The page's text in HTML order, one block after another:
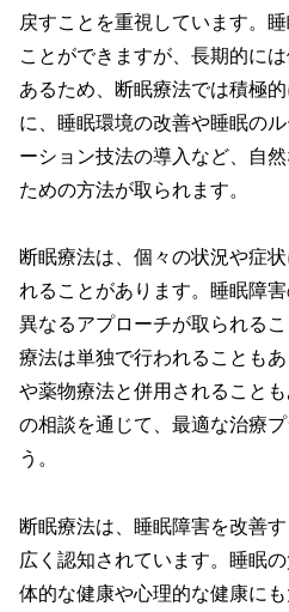
戻すことを重視しています。
ことができますが、長期的に
あるため、断眠療法では積極
に、睡眠環境の改善や睡眠の
ーション技法の導入など、自
ための方法が取られます。
断眠療法は、個々の状況や症
れることがあります。睡眠障
異なるアプローチが取られる
療法は単独で行われることも
や薬物療法と併用されること
の相談を通じて、最適な治療
う。
断眠療法は、睡眠障害を改善
広く認知されています。睡眠
体的な健康や心理的な健康に